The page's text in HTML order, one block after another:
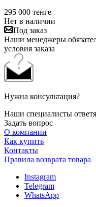
295 000 тенге
Нет в наличии
Под заказ
Наши менеджеры
условия заказа
Нужна консультация?
Наши специалисты
Задать вопрос
О компании
Как купить
Контакты
Правила возврата товара
Instagram
Telegram
WhatsApp